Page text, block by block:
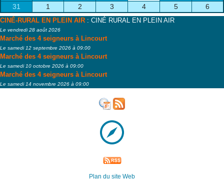
31
1 2 3 4 5 6
CINÉ-RURAL EN PLEIN AIR : CINÉ RURAL EN PLEIN AIR
Le vendredi 28 août 2026
Marché des 4 seigneurs à Lincourt
Le samedi 12 septembre 2026 à 09:00
Marché des 4 seigneurs à Lincourt
Le samedi 10 octobre 2026 à 09:00
Marché des 4 seigneurs à Lincourt
Le samedi 14 novembre 2026 à 09:00
Plan du site Web